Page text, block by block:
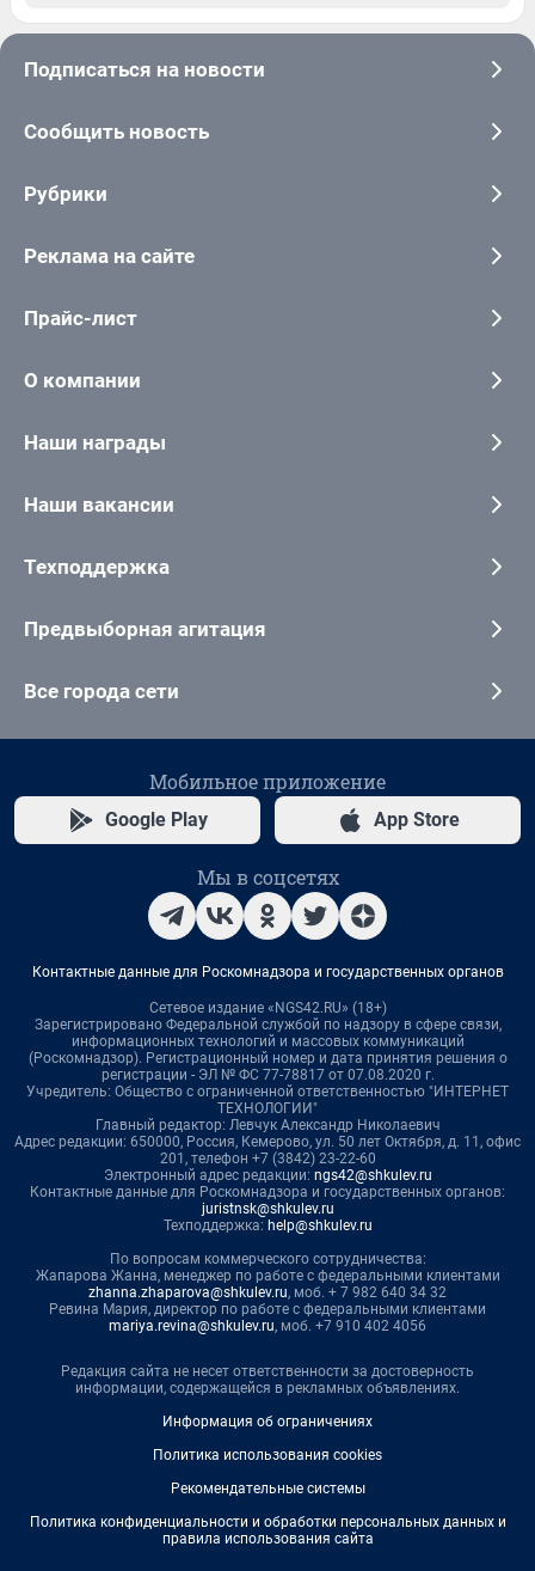
Подписаться на новости
Сообщить новость
Рубрики
Реклама на сайте
Прайс-лист
О компании
Наши награды
Наши вакансии
Техподдержка
Предвыборная агитация
Все города сети
Мобильное приложение
Google Play App Store
Мы в соцсетях
Контактные данные для Роскомнадзора и государственных органов
Сетевое издание «NGS42.RU» (18+)
Зарегистрировано Федеральной службой по надзору в сфере связи,
информационных технологий и массовых коммуникаций
(Роскомнадзор). Регистрационный номер и дата принятия решения о
регистрации - ЭЛ № ФС 77-78817 от 07.08.2020 г.
Учредитель: Общество с ограниченной ответственностью "ИНТЕРНЕТ
ТЕХНОЛОГИИ"
Главный редактор: Левчук Александр Николаевич
Адрес редакции: 650000, Россия, Кемерово, ул. 50 лет Октября, д. 11, офис
201, телефон +7 (3842) 23-22-60
Электронный адрес редакции: ngs42@shkulev.ru
Контактные данные для Роскомнадзора и государственных органов:
juristnsk@shkulev.ru
Техподдержка: help@shkulev.ru
По вопросам коммерческого сотрудничества:
Жапарова Жанна, менеджер по работе с федеральными клиентами
zhanna.zhaparova@shkulev.ru, моб. + 7 982 640 34 32
Ревина Мария, директор по работе с федеральными клиентами
mariya.revina@shkulev.ru, моб. +7 910 402 4056
Редакция сайта не несет ответственности за достоверность
информации, содержащейся в рекламных объявлениях.
Информация об ограничениях
Политика использования cookies
Рекомендательные системы
Политика конфиденциальности и обработки персональных данных и
правила использования сайта